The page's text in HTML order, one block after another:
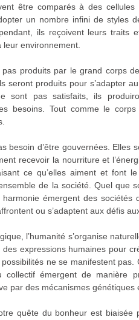
être comparés à des
un nombre infini de styles
ils reçoivent leurs traits
leur environnement.
produits par le grand corps
seront produits pour s’adapter
sont pas satisfaits, ils
besoins. Tout comme le
besoin d’être gouvernées. Elles
recevoir la nourriture et
ce qu’elles aiment et font
de la société. Quel que
émergent des sociétés
ou s’adaptent aux défis
l’humanité s’organise
expressions humaines pour
ne se manifestent pas.
émergent de manière
par des mécanismes génétiques
quête du bonheur est biaisée